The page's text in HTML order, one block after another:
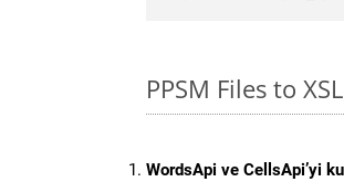
PPSM Files to
WordsApi ve CellsApi’yi